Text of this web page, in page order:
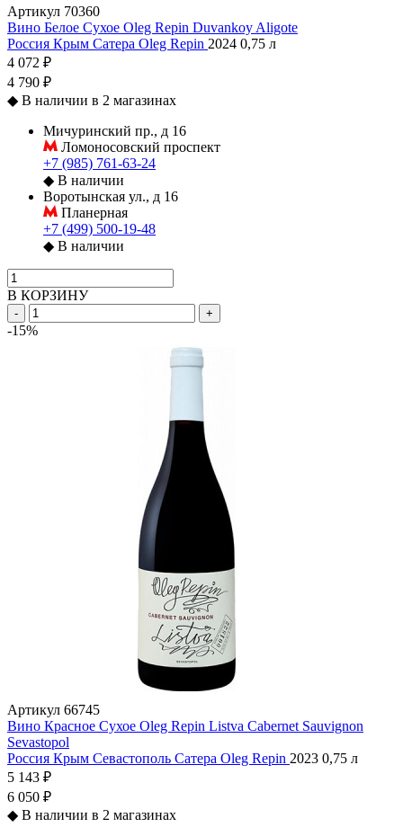
Артикул 70360
Вино Белое Сухое Oleg Repin Duvankoy Aligote
Россия Крым Сатера Oleg Repin 2024 0,75 л
4 072 ₽
4 790 ₽
◆ В наличии в 2 магазинах
Мичуринский пр., д 16
Ломоносовский проспект
+7 (985) 761-63-24
◆ В наличии
Воротынская ул., д 16
Планерная
+7 (499) 500-19-48
◆ В наличии
В КОРЗИНУ
- +
-15%
Артикул 66745
Вино Красное Сухое Oleg Repin Listva Cabernet Sauvignon
Sevastopol
Россия Крым Севастополь Сатера Oleg Repin 2023 0,75 л
5 143 ₽
6 050 ₽
◆ В наличии в 2 магазинах